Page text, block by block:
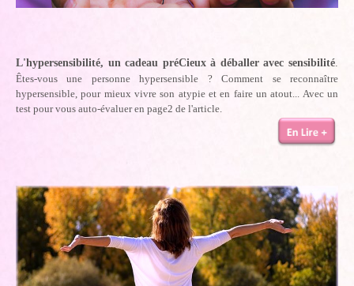
L'hypersensibilité, un cadeau préCieux à déballer avec sensibilité.
Êtes-vous une personne hypersensible ? Comment se reconnaître
hypersensible, pour mieux vivre son atypie et en faire un atout... Avec un
test pour vous auto-évaluer en page2 de l'article.